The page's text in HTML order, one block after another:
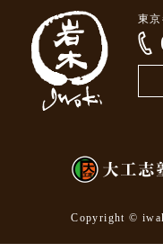
東
Copyright ©